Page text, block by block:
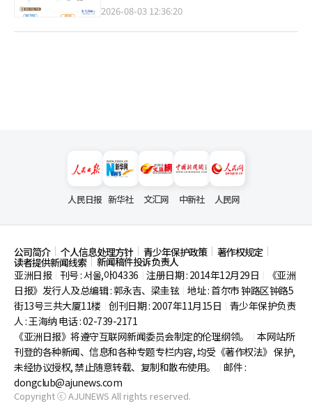
2026-08-03 12:36:20
人民日报 新华社 文汇网 中新社 人民网
公司简介 个人信息处理方针 青少年保护政策 著作权规定
读者提供新闻线索
新闻稿件投诉负责人
亚洲日报
刊号 : 서울,아04336 注册日期 : 2014年12月29日
《亚洲
日报》发行人及总编辑 : 郭永吉、梁圭铉 地址 : 首尔市钟路区钟路5
街13号三共大厦11楼 创刊日期 : 2007年11月15日
青少年保护负责
人 : 王海纳 电话 : 02-739-2171
《亚洲日报》将遵守互联网新闻委员会制定的伦理纲领。
本网站所
刊登的各种新闻、信息和各种专题专栏内容, 均受《著作权法》 保护,
未经协议授权, 禁止随意转载、复制和散布使用。
邮件 :
dongclub@ajunews.com
Copyright ⓒ AJUNEWS All rights reserved.